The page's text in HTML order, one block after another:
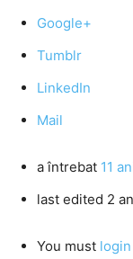
Google+
Tumblr
LinkedIn
Mail
a întrebat 11
last edited 2
You must login